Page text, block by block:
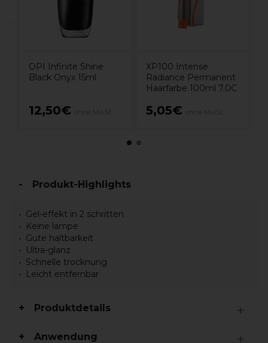
OPI Infinite Shine
Black Onyx 15ml
12,50€
XP100 Intense
Radiance Permanent
Haarfarbe 100ml 7.0C
5,05€
Produkt-Highlights
Gel-effekt in 2 schritten
Keine lampe
Gute haltbarkeit
Ultra-glanz
Schnelle trocknung
Leicht entfernbar
Produktdetails
Anwendung